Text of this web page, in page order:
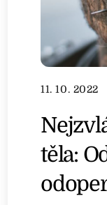
11. 10. 2022
těla: